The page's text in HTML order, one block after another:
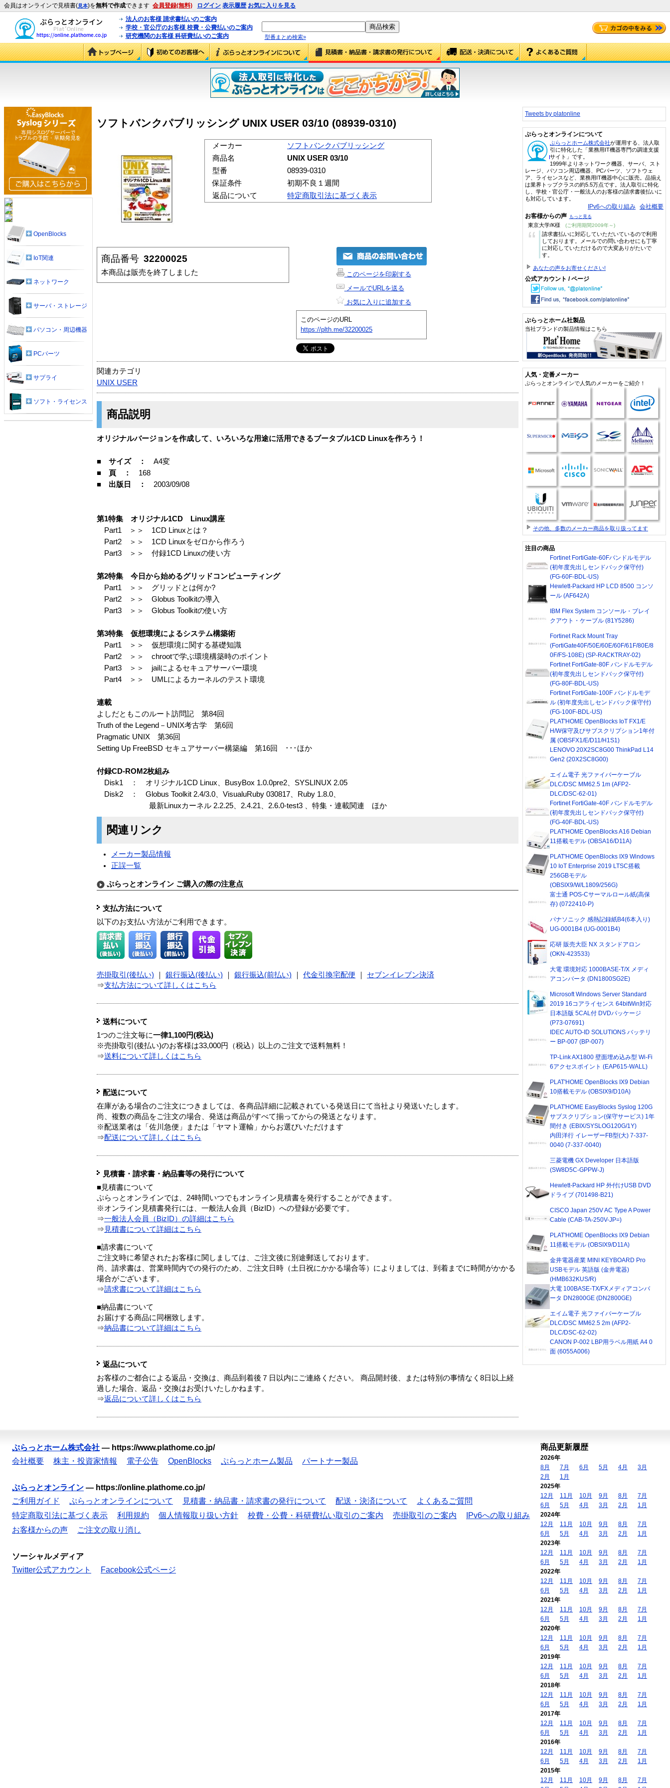
会員はオンラインで見積書(見本)を無料で作成できます 会員登録(無料) ログイン 表示履歴 お気に入りを見る
法人のお客様 請求書払いのご案内
学校・官公庁のお客様 校費・公費払いのご案内
研究機関のお客様 科研費払いのご案内
型番まとめ検索»
ソフトバンクパブリッシング UNIX USER 03/10 (08939-0310)
メーカー
ソフトバンクパブリッシング
商品名
UNIX USER 03/10
型番
08939-0310
保証条件
初期不良１週間
返品について
特定商取引法に基づく表示
商品番号 32200025
本商品は販売を終了しました
このページを印刷する
メールでURLを送る
お気に入りに追加する
このページのURL
https://plth.me/32200025
関連カテゴリ
UNIX USER
商品説明
オリジナルバージョンを作成して、いろいろな用途に活用できるブータブル1CD Linuxを作ろう！
■ サイズ ： A4変
■ 頁 ： 168
■ 出版日 ： 2003/09/08
第1特集 オリジナル1CD Linux講座
Part1 ＞＞ 1CD Linuxとは？
Part2 ＞＞ 1CD Linuxをゼロから作ろう
Part3 ＞＞ 付録1CD Linuxの使い方
第2特集 今日から始めるグリッドコンピューティング
Part1 ＞＞ グリッドとは何か?
Part2 ＞＞ Globus Toolkitの導入
Part3 ＞＞ Globus Toolkitの使い方
第3特集 仮想環境によるシステム構築術
Part1 ＞＞ 仮想環境に関する基礎知識
Part2 ＞＞ chrootで学ぶ環境構築時のポイント
Part3 ＞＞ jailによるセキュアサーバー環境
Part4 ＞＞ UMLによるカーネルのテスト環境
連載
よしだともこのルート訪問記 第84回
Truth of the Legend－UNIX考古学 第6回
Pragmatic UNIX 第36回
Setting Up FreeBSD セキュアサーバー構築編 第16回 ･･･ほか
付録CD-ROM2枚組み
Disk1 ： オリジナル1CD Linux、BusyBox 1.0.0pre2、SYSLINUX 2.05
Disk2 ： Globus Toolkit 2.4/3.0、VisualuRuby 030817、Ruby 1.8.0、
最新Linuxカーネル 2.2.25、2.4.21、2.6.0-test3 、特集・連載関連 ほか
関連リンク
メーカー製品情報
正誤一覧
ぷらっとオンライン ご購入の際の注意点
支払方法について
以下のお支払い方法がご利用できます。
売掛取引(後払い) 銀行振込(後払い) 銀行振込(前払い) 代金引換宅配便
セブンイレブン決済
⇒支払方法について詳しくはこちら
送料について
1つのご注文毎に一律1,100円(税込)
※売掛取引(後払い)のお客様は33,000円（税込）以上のご注文で送料無料！
⇒送料について詳しくはこちら
配送について
在庫がある場合のご注文につきましては、各商品詳細に記載されている発送日にて当社より発送いたします。
尚、複数の商品をご注文の場合、発送は商品がすべて揃ってからの発送となります。
※配送業者は「佐川急便」または「ヤマト運輸」からお選びいただけます
⇒配送について詳しくはこちら
見積書・請求書・納品書等の発行について
■見積書について
ぷらっとオンラインでは、24時間いつでもオンライン見積書を発行することができます。
※オンライン見積書発行には、一般法人会員（BizID）への登録が必要です。
⇒一般法人会員（BizID）の詳細はこちら
⇒ 見積書について詳細はこちら
■請求書について
ご注文時に希望されたお客様に関しましては、ご注文後に別途郵送しております。
尚、請求書は、営業時間内での発行のため、ご注文日時（土日祝にかかる場合等）によりましては、到着までに時間がかかる
場合がございます。
⇒請求書について詳細はこちら
■納品書について
お届けする商品に同梱致します。
⇒納品書について詳細はこちら
返品について
お客様のご都合による返品・交換は、商品到着後７日以内にご連絡ください。 商品開封後、または特別の事情なく8日以上経
過した場合、返品・交換はお受けいたしかねます。
⇒返品について詳しくはこちら
OpenBlocks
IoT関連
ネットワーク
サーバ・ストレージ
パソコン・周辺機器
PCパーツ
サプライ
ソフト・ライセンス
Tweets by platonline
ぷらっとオンラインについて
ぷらっとホーム株式会社が運用する、法人取
引に特化した「業務用IT機器専門の調達支援
サイト」です。
1999年よりネットワーク機器、サーバ、スト
レージ、パソコン周辺機器、PCパーツ、ソフトウェ
ア、ライセンスなど、業務用IT機器中心に販売。品揃え
は業界トップクラスの約5.5万点です。法人取引に特化
し、学校・官公庁・一般法人のお客様の請求書後払いに
も対応しています。
IPv6への取り組み 会社概要
お客様からの声 もっと見る
東京大学/K様 (ご利用期間2009年～)
“
請求書払いに対応していただいているので利用
しております。メールでの問い合わせにも丁寧
に対応していただけるので大変ありがたいで
す。
あなたの声をお寄せください!
公式アカウント / ページ
ぷらっとホーム社製品
当社ブランドの製品情報はこちら
人気・定番メーカー
ぷらっとオンラインで人気のメーカーをご紹介！
その他、多数のメーカー商品を取り扱ってます
注目の商品
Fortinet FortiGate-60Fバンドルモデル
(初年度先出しセンドバック保守付)
(FG-60F-BDL-US)
Hewlett-Packard HP LCD 8500 コンソ
ール (AF642A)
IBM Flex System コンソール・ブレイ
クアウト・ケーブル (81Y5286)
Fortinet Rack Mount Tray
(FortiGate40F/50E/60E/60F/61F/80E/8
0F/FS-108E) (SP-RACKTRAY-02)
Fortinet FortiGate-80F バンドルモデル
(初年度先出しセンドバック保守付)
(FG-80F-BDL-US)
Fortinet FortiGate-100F バンドルモデ
ル (初年度先出しセンドバック保守付)
(FG-100F-BDL-US)
PLAT'HOME OpenBlocks IoT FX1/E
H/W保守及びサブスクリプション1年付
属 (OBSFX1/E/D11/H1S1)
LENOVO 20X2SC8G00 ThinkPad L14
Gen2 (20X2SC8G00)
エイム電子 光ファイバーケーブル
DLC/DSC MM62.5 1m (AFP2-
DLC/DSC-62-01)
Fortinet FortiGate-40F バンドルモデル
(初年度先出しセンドバック保守付)
(FG-40F-BDL-US)
PLAT'HOME OpenBlocks A16 Debian
11搭載モデル (OBSA16/D11A)
PLAT'HOME OpenBlocks IX9 Windows
10 IoT Enterprise 2019 LTSC搭載
256GBモデル
(OBSIX9/W/L1809/256G)
富士通 POS-Cサーマルロール紙(高保
存) (0722410-P)
パナソニック 感熱記録紙B4(6本入り)
UG-0001B4 (UG-0001B4)
応研 販売大臣 NX スタンドアロン
(OKN-423533)
大電 環境対応 1000BASE-T/X メディ
アコンバータ (DN1800SG2E)
Microsoft Windows Server Standard
2019 16コアライセンス 64bitWin対応
日本語版 5CAL付 DVDパッケージ
(P73-07691)
IDEC AUTO-ID SOLUTIONS バッテリ
ー BP-007 (BP-007)
TP-Link AX1800 壁面埋め込み型 Wi-Fi
6アクセスポイント (EAP615-WALL)
PLAT'HOME OpenBlocks IX9 Debian
10搭載モデル (OBSIX9/D10A)
PLAT'HOME EasyBlocks Syslog 120G
サブスクリプション(保守サービス) 1年
間付き (EBIX/SYSLOG120G/1Y)
内田洋行 イレーザーFB型(大) 7-337-
0040 (7-337-0040)
三菱電機 GX Developer 日本語版
(SW8D5C-GPPW-J)
Hewlett-Packard HP 外付けUSB DVD
ドライブ (701498-B21)
CISCO Japan 250V AC Type A Power
Cable (CAB-TA-250V-JP=)
PLAT'HOME OpenBlocks IX9 Debian
11搭載モデル (OBSIX9/D11A)
金井電器産業 MINI KEYBOARD Pro
USBモデル 英語版 (金井電器)
(HMB632KUS/R)
大電 100BASE-TX/FXメディアコンバ
ータ DN2800GE (DN2800GE)
エイム電子 光ファイバーケーブル
DLC/DSC MM62.5 2m (AFP2-
DLC/DSC-62-02)
CANON P-002 LBP用ラベル用紙 A4 0
面 (6055A006)
ぷらっとホーム株式会社 — https://www.plathome.co.jp/
会社概要
株主・投資家情報 電子公告 OpenBlocks ぷらっとホーム製品 パートナー製品
ぷらっとオンライン — https://online.plathome.co.jp/
ご利用ガイド
ぷらっとオンラインについて 見積書・納品書・請求書の発行について 配送・決済について
よくあるご質問
特定商取引法に基づく表示
利用規約 個人情報取り扱い方針 校費・公費・科研費払い取引のご案内 売掛取引のご案内
IPv6への取り組み
お客様からの声
ご注文の取り消し
ソーシャルメディア
Twitter公式アカウント
Facebook公式ページ
商品更新履歴
2026年
8月
7月 6月 5月 4月
3月
2月
1月
2025年
12月
11月 10月 9月 8月
7月
6月
5月 4月 3月 2月
1月
2024年
12月
11月 10月 9月 8月
7月
6月
5月 4月 3月 2月
1月
2023年
12月
11月 10月 9月 8月
7月
6月
5月 4月 3月 2月
1月
2022年
12月
11月 10月 9月 8月
7月
6月
5月 4月 3月 2月
1月
2021年
12月
11月 10月 9月 8月
7月
6月
5月 4月 3月 2月
1月
2020年
12月
11月 10月 9月 8月
7月
6月
5月 4月 3月 2月
1月
2019年
12月
11月 10月 9月 8月
7月
6月
5月 4月 3月 2月
1月
2018年
12月
11月 10月 9月 8月
7月
6月
5月 4月 3月 2月
1月
2017年
12月
11月 10月 9月 8月
7月
6月
5月 4月 3月 2月
1月
2016年
12月
11月 10月 9月 8月
7月
6月
5月 4月 3月 2月
1月
2015年
12月
11月 10月 9月 8月
7月